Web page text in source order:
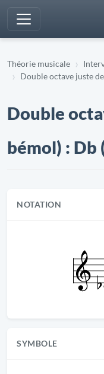
Théorie musicale
Double octave juste
Double
bémol) : Db
NOTATION
SYMBOLE